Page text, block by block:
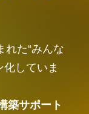
れた“みんな
化していま
築サポート